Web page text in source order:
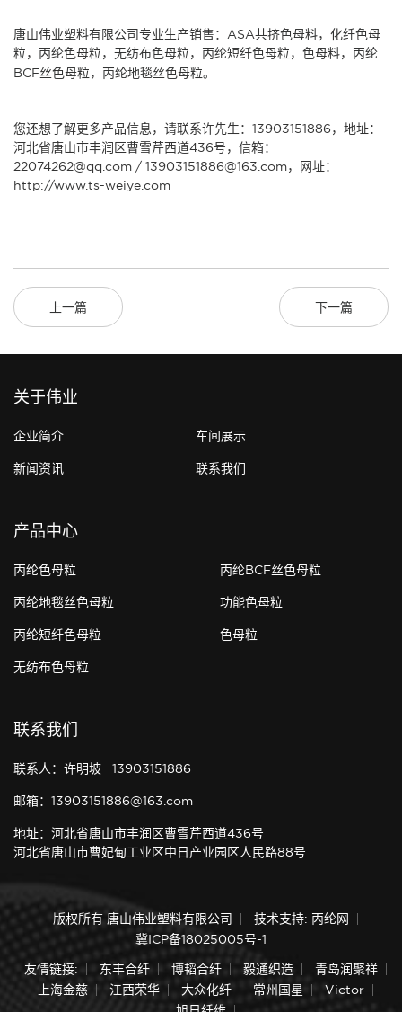
唐山伟业塑料有限公司专业生产销售： ASA共挤色母料， 化纤色母
粒， 丙纶色母粒， 无纺布色母粒， 丙纶短纤色母粒， 色母料， 丙纶
BCF丝色母粒， 丙纶地毯丝色母粒。
您还想了解更多产品信息，请联系许先生：13903151886，地址：
河北省唐山市丰润区曹雪芹西道436号，信箱：
22074262@qq.com / 13903151886@163.com，网址：
http://www.ts-weiye.com
上一篇 下一篇
关于伟业
企业简介 车间展示
新闻资讯 联系我们
产品中心
丙纶色母粒 丙纶BCF丝色母粒
丙纶地毯丝色母粒 功能色母粒
丙纶短纤色母粒 色母粒
无纺布色母粒
联系我们
联系人：许明坡 13903151886
邮箱：13903151886@163.com
地址：河北省唐山市丰润区曹雪芹西道436号
河北省唐山市曹妃甸工业区中日产业园区人民路88号
版权所有 唐山伟业塑料有限公司
技术支持: 丙纶网
冀ICP备18025005号-1
友情链接: 东丰合纤 博韬合纤 毅通织造
青岛润聚祥
上海金慈
江西荣华 大众化纤 常州国星
Victor